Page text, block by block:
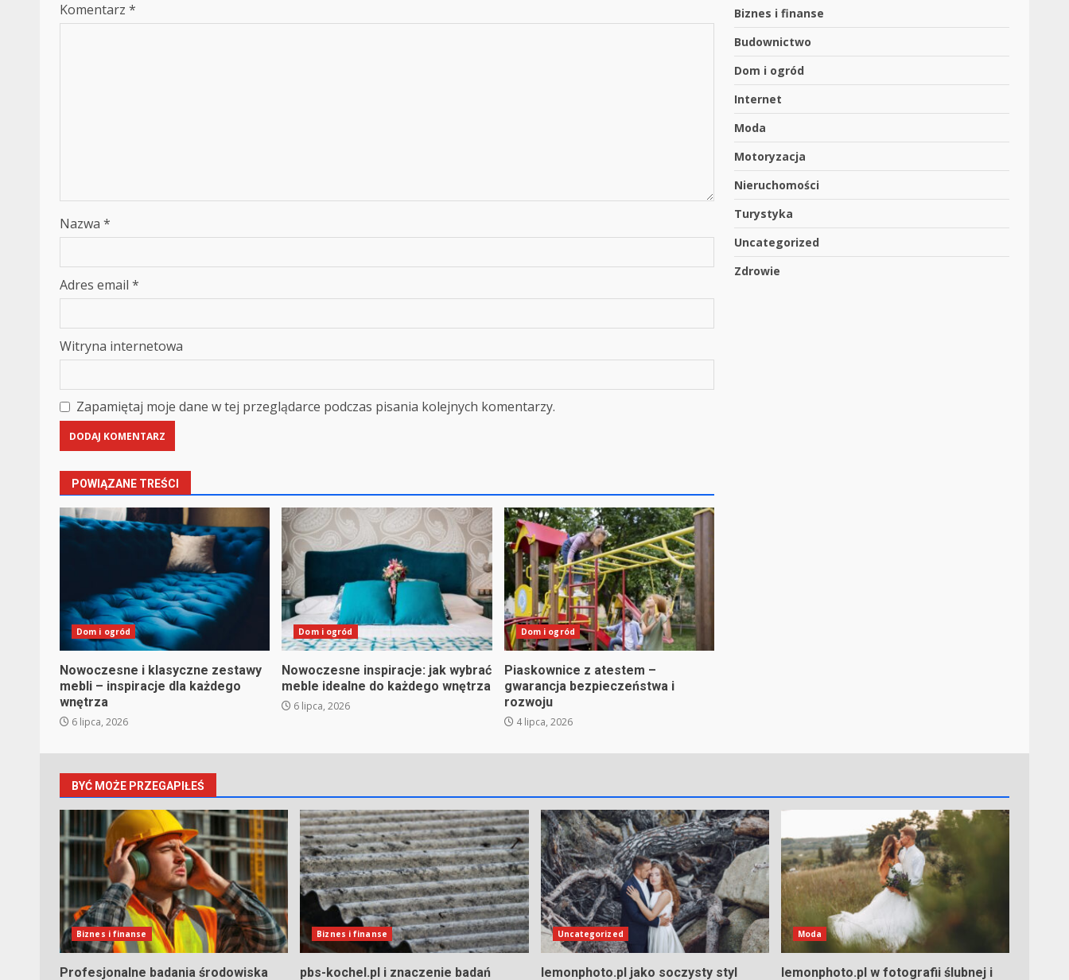
Komentarz *
Nazwa *
Adres email *
Witryna internetowa
Zapamiętaj moje dane w tej przeglądarce podczas pisania kolejnych komentarzy.
POWIĄZANE TREŚCI
Dom i ogród
Nowoczesne i klasyczne zestawy
mebli – inspiracje dla każdego
wnętrza
6 lipca, 2026
Dom i ogród
Nowoczesne inspiracje: jak wybrać
meble idealne do każdego wnętrza
6 lipca, 2026
Dom i ogród
Piaskownice z atestem –
gwarancja bezpieczeństwa i
rozwoju
4 lipca, 2026
Biznes i finanse
Budownictwo
Dom i ogród
Internet
Moda
Motoryzacja
Nieruchomości
Turystyka
Uncategorized
Zdrowie
BYĆ MOŻE PRZEGAPIŁEŚ
Biznes i finanse
Profesjonalne badania środowiska
Biznes i finanse
pbs-kochel.pl i znaczenie badań
Uncategorized
lemonphoto.pl jako soczysty styl
Moda
lemonphoto.pl w fotografii ślubnej i